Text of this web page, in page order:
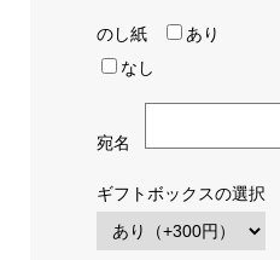
のし紙
あり
なし
宛名
ギフトボックスの選択